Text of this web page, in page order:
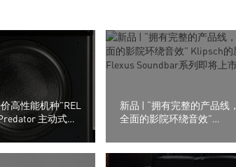
高性能机种”REL
主动式超
新品 | “拥有完整的产品线，
全面的影院环绕音效”
Soundbar系列即将上市